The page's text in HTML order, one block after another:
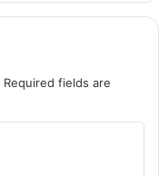
Required fields are